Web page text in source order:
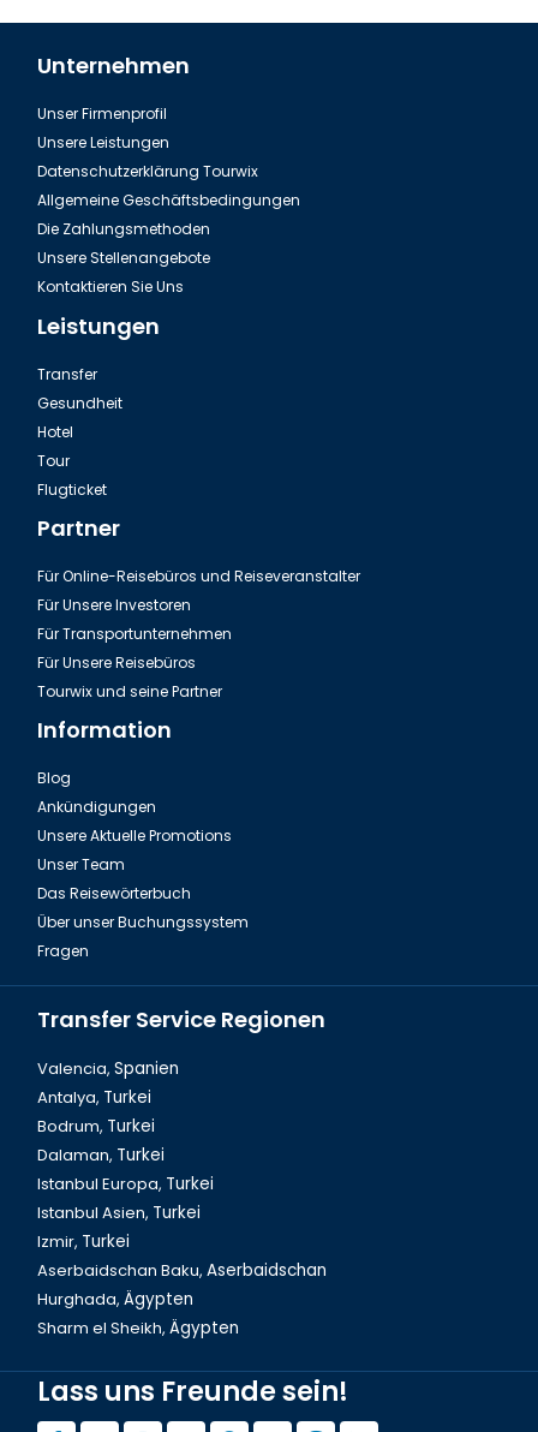
Flughafentransfer Antalya Belek
Dalyan Tour & Krabbenfischen in der Türkei
Ausflug Demre und Pamukkale 2 Tage in der Türkei
Unternehmen
Unser Firmenprofil
Unsere Leistungen
Datenschutzerklärung Tourwix
Allgemeine Geschäftsbedingungen
Die Zahlungsmethoden
Unsere Stellenangebote
Kontaktieren Sie Uns
Leistungen
Transfer
Gesundheit
Hotel
Tour
Flugticket
Partner
Für Online-Reisebüros und Reiseveranstalter
Für Unsere Investoren
Für Transportunternehmen
Für Unsere Reisebüros
Tourwix und seine Partner
Information
Blog
Ankündigungen
Unsere Aktuelle Promotions
Unser Team
Das Reisewörterbuch
Über unser Buchungssystem
Fragen
Transfer Service Regionen
Valencia, Spanien
Antalya, Turkei
Bodrum, Turkei
Dalaman, Turkei
Istanbul Europa, Turkei
Istanbul Asien, Turkei
Izmir, Turkei
Aserbaidschan Baku, Aserbaidschan
Hurghada, Ägypten
Sharm el Sheikh, Ägypten
Lass uns Freunde sein!